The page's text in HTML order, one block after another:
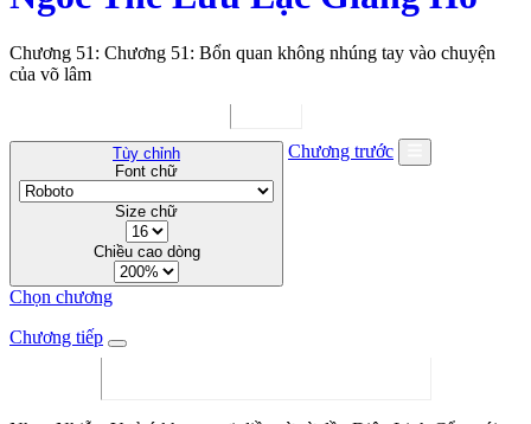
Chương 51: Chương 51: Bổn quan không nhúng tay vào chuyện
của võ lâm
Tùy chỉnh
Font chữ
Size chữ
Chiều cao dòng
Chương trước
Chọn chương
Chương tiếp